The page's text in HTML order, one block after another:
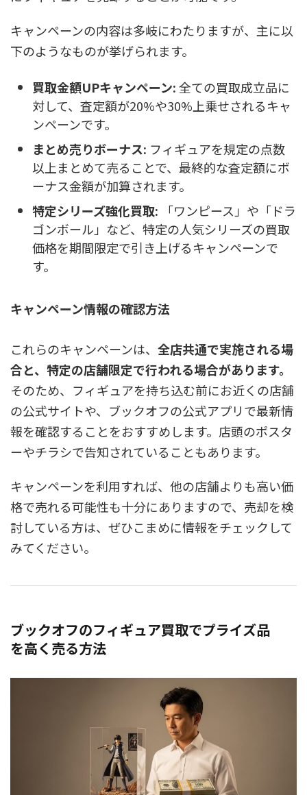
キャンペーンの内容は多岐にわたりますが、主に以
下のようなものが挙げられます。
買取金額UPキャンペーン:全ての買取成立品に
対して、査定額が20%や30%上乗せされるキャ
ンペーンです。
まとめ売りボーナス: フィギュアを規定の点数
以上まとめて売ることで、最終的な査定額にボ
ーナス金額が加算されます。
特定シリーズ強化買取: 「ワンピース」や「ドラ
ゴンボール」など、特定の人気シリーズの買取
価格を期間限定で引き上げるキャンペーンで
す。
キャンペーン情報の確認方法
これらのキャンペーンは、 全店共通で実施される場
合と、特定の店舗限定で行われる場合があります。
そのため、フィギュアを持ち込む前にお近くの店舗
の公式サイトや、ブックオフの公式アプリで最新情
報を確認することをおすすめします。店頭のポスタ
ーやチラシで告知されていることもあります。
キャンペーンを利用すれば、他の店舗よりも高い価
格で売れる可能性も十分にありますので、売却を検
討している方は、ぜひこまめに情報をチェックして
みてください。
ブックオフのフィギュア買取でプライズ品
を高く売る方法